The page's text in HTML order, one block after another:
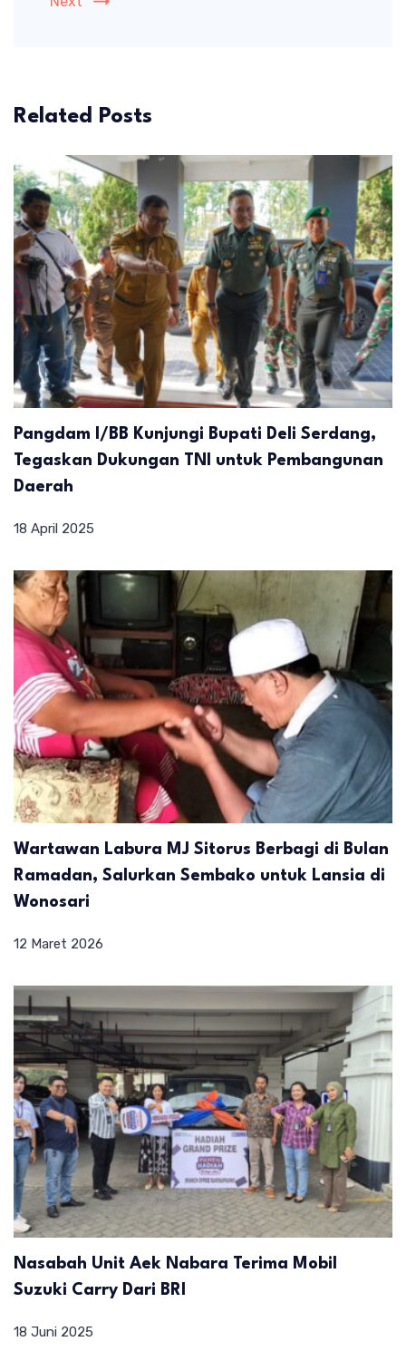
Related Posts
Pangdam I/BB Kunjungi Bupati Deli Serdang,
Tegaskan Dukungan TNI untuk Pembangunan
Daerah
18 April 2025
Wartawan Labura MJ Sitorus Berbagi di Bulan
Ramadan, Salurkan Sembako untuk Lansia di
Wonosari
12 Maret 2026
Nasabah Unit Aek Nabara Terima Mobil
Suzuki Carry Dari BRI
18 Juni 2025